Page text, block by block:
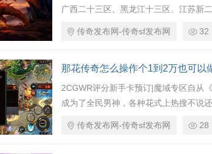
广西二十三区、黑龙江十三区、江苏新
传奇发布网-传奇sf发布网 32
那花传奇怎么操作个1到2万也可以
2CGWR评分新手卡预订|魔域专区自从
成为了全民男神，各种花式上热搜不说
传奇发布网-传奇sf发布网 28